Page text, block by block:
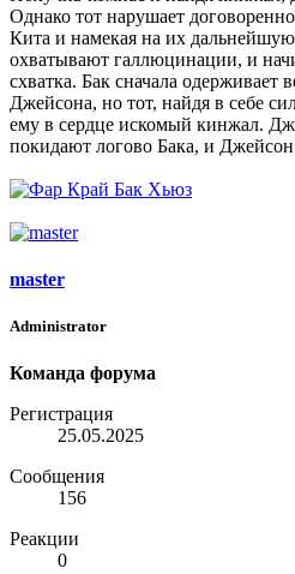
Однако тот нарушает
Кита и намекая на их
охватывают галлюцинации, и
схватка. Бак сначала одерживает
Джейсона, но тот, найдя в себе
ему в сердце искомый кинжал.
покидают логово Бака, и
master
Administrator
Команда форума
Регистрация
25.05.2025
Сообщения
156
Реакции
0